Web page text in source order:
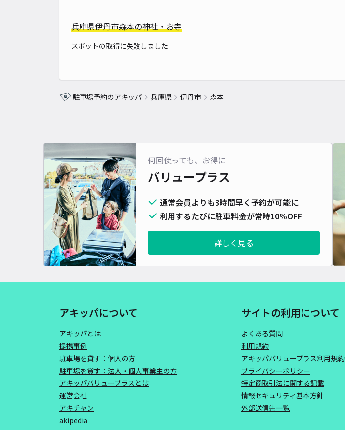
兵庫県伊丹市森本の神社・お寺
スポットの取得に失敗しました
駐車場予約のアキッパ 兵庫県 伊丹市 森本
何回使っても、お得に
バリュープラス
通常会員よりも3時間早く予約が可能に
利用するたびに駐車料金が常時10%OFF
詳しく見る
アキッパについて
アキッパとは
提携事例
駐車場を貸す：個人の方
駐車場を貸す：法人・個人事業主の方
アキッパバリュープラスとは
運営会社
アキチャン
akipedia
サイトの利用について
よくある質問
利用規約
アキッパバリュープラス利用規約
プライバシーポリシー
特定商取引法に関する記載
情報セキュリティ基本方針
外部送信先一覧